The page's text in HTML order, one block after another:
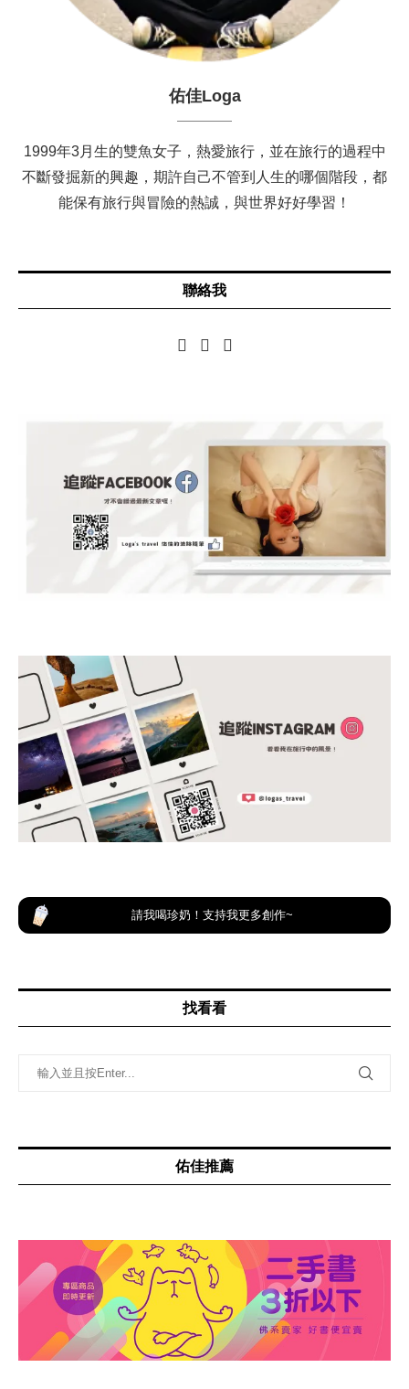
佑佳Loga
1999年3月生的雙魚女子，熱愛旅行，並在旅行的過程中
不斷發掘新的興趣，期許自己不管到人生的哪個階段，都
能保有旅行與冒險的熱誠，與世界好好學習！
聯絡我
請我喝珍奶！支持我更多創作~
找看看
佑佳推薦